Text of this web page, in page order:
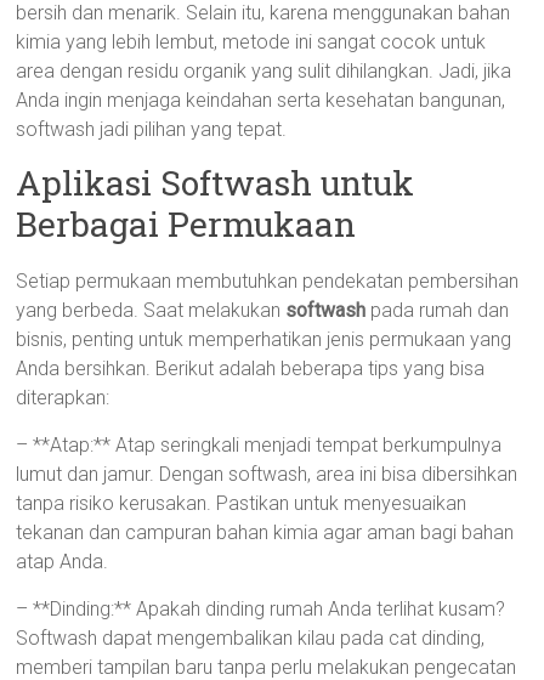
bersih dan menarik. Selain itu, karena menggunakan bahan
kimia yang lebih lembut, metode ini sangat cocok untuk
area dengan residu organik yang sulit dihilangkan. Jadi, jika
Anda ingin menjaga keindahan serta kesehatan bangunan,
softwash jadi pilihan yang tepat.
Aplikasi Softwash untuk
Berbagai Permukaan
Setiap permukaan membutuhkan pendekatan pembersihan
yang berbeda. Saat melakukan softwash pada rumah dan
bisnis, penting untuk memperhatikan jenis permukaan yang
Anda bersihkan. Berikut adalah beberapa tips yang bisa
diterapkan:
– **Atap:** Atap seringkali menjadi tempat berkumpulnya
lumut dan jamur. Dengan softwash, area ini bisa dibersihkan
tanpa risiko kerusakan. Pastikan untuk menyesuaikan
tekanan dan campuran bahan kimia agar aman bagi bahan
atap Anda.
– **Dinding:** Apakah dinding rumah Anda terlihat kusam?
Softwash dapat mengembalikan kilau pada cat dinding,
memberi tampilan baru tanpa perlu melakukan pengecatan